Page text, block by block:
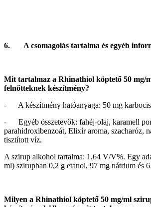
6. A csomagolás tartalma és egyéb
Mit tartalmaz a Rhinathiol köptető 50 mg/
felnőtteknek készítmény?
- A készítmény hatóanyaga: 50 mg
- Egyéb összetevők: fahéj-olaj, karamell
parahidroxibenzoát, Elixír aroma, szacharóz,
tisztított víz.
A szirup alkohol tartalma: 1,64 V/V%. Egy
ml) szirupban 0,2 g etanol, 97 mg nátrium és
Milyen a Rhinathiol köptető 50 mg/ml